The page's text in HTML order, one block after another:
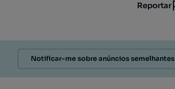
Reportar
Notificar-me sobre anúncios semelhantes